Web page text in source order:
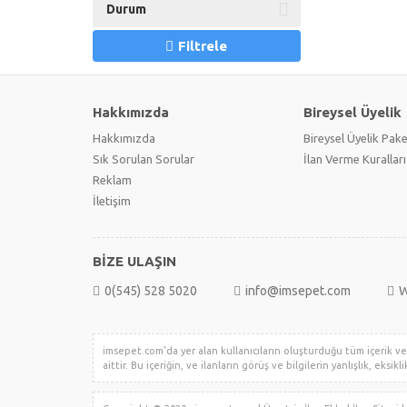
Durum
Filtrele
Hakkımızda
Hakkımızda
Sık Sorulan Sorular
Reklam
İletişim
Bireysel Üyelik
Bireysel Üyelik
İlan Verme Kuralları
BİZE ULAŞIN
0(545) 528 5020 info@imsepet.com
imsepet.com'da yer alan kullanıcıların oluşturduğu tüm içerik
aittir. Bu içeriğin, ve ilanların görüş ve bilgilerin yanlışlık,